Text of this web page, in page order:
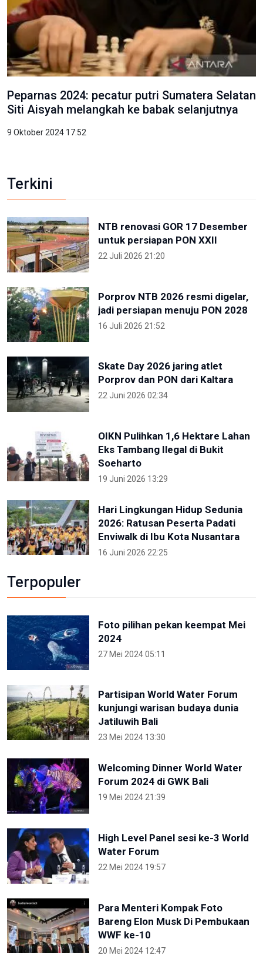
Peparnas 2024: pecatur putri Sumatera Selatan
Siti Aisyah melangkah ke babak selanjutnya
9 Oktober 2024 17:52
Terkini
NTB renovasi GOR 17 Desember
untuk persiapan PON XXII
22 Juli 2026 21:20
Porprov NTB 2026 resmi digelar,
jadi persiapan menuju PON 2028
16 Juli 2026 21:52
Skate Day 2026 jaring atlet
Porprov dan PON dari Kaltara
22 Juni 2026 02:34
OIKN Pulihkan 1,6 Hektare Lahan
Eks Tambang Ilegal di Bukit
Soeharto
19 Juni 2026 13:29
Hari Lingkungan Hidup Sedunia
2026: Ratusan Peserta Padati
Enviwalk di Ibu Kota Nusantara
16 Juni 2026 22:25
Terpopuler
Foto pilihan pekan keempat Mei
2024
27 Mei 2024 05:11
Partisipan World Water Forum
kunjungi warisan budaya dunia
Jatiluwih Bali
23 Mei 2024 13:30
Welcoming Dinner World Water
Forum 2024 di GWK Bali
19 Mei 2024 21:39
High Level Panel sesi ke-3 World
Water Forum
22 Mei 2024 19:57
Para Menteri Kompak Foto
Bareng Elon Musk Di Pembukaan
WWF ke-10
20 Mei 2024 12:47